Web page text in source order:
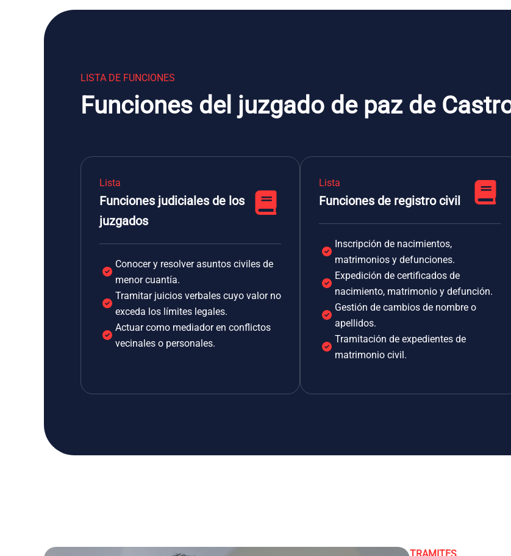
LISTA DE FUNCIONES
Funciones del juzgado de paz de
Lista
Funciones judiciales de los
juzgados
Conocer y resolver asuntos civiles de
menor cuantía.
Tramitar juicios verbales cuyo valor no
exceda los límites legales.
Actuar como mediador en conflictos
vecinales o personales.
Lista
Funciones de registro civil
Inscripción de nacimientos,
matrimonios y defunciones.
Expedición de certificados de
nacimiento, matrimonio y defunción.
Gestión de cambios de nombre o
apellidos.
Tramitación de expedientes de
matrimonio civil.